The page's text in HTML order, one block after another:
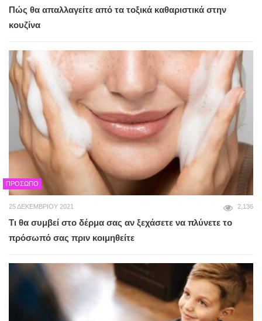
Πώς θα απαλλαγείτε από τα τοξικά καθαριστικά στην
κουζίνα
ΠΡΌΣΩΠΟ
25 ΔΕΚΕΜΒΡΊΟΥ 2021 2,136
Τι θα συμβεί στο δέρμα σας αν ξεχάσετε να πλύνετε το
πρόσωπό σας πριν κοιμηθείτε